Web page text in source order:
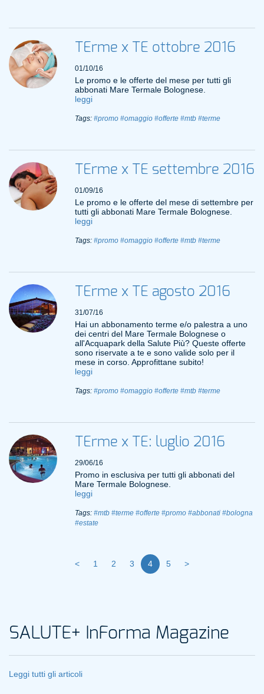
TErme x TE ottobre 2016
01/10/16
Le promo e le offerte del mese per tutti gli
abbonati Mare Termale Bolognese.
leggi
Tags: #promo #omaggio #offerte #mtb #terme
TErme x TE settembre 2016
01/09/16
Le promo e le offerte del mese di settembre per
tutti gli abbonati Mare Termale Bolognese.
leggi
Tags: #promo #omaggio #offerte #mtb #terme
TErme x TE agosto 2016
31/07/16
Hai un abbonamento terme e/o palestra a uno
dei centri del Mare Termale Bolognese o
all'Acquapark della Salute Più? Queste offerte
sono riservate a te e sono valide solo per il
mese in corso. Approfittane subito!
leggi
Tags: #promo #omaggio #offerte #mtb #terme
TErme x TE: luglio 2016
29/06/16
Promo in esclusiva per tutti gli abbonati del
Mare Termale Bolognese.
leggi
Tags: #mtb #terme #offerte #promo #abbonati #bologna
#estate
< 1 2 3 4 5 >
SALUTE+ InForma Magazine
Leggi tutti gli articoli